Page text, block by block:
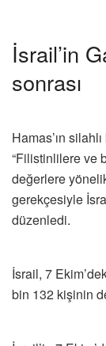
İsrail’in
sonrası
Hamas’ın
“Filistinlilere ve
değerlere
gerekçesiyle
düzenledi.
İsrail, 7
bin 132 kişinin